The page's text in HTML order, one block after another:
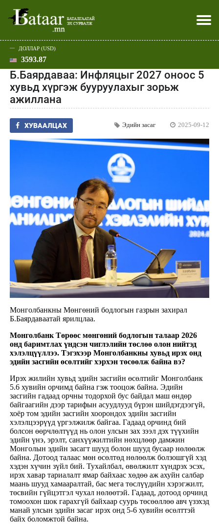
Эхлэл
Улс төр
Нийгэм
Эдийн засаг
Дэлхий
Спорт
Шар
Батаар юу хэлэв
Хэвлэл мэдээллээр
ДОЛЛАР (USD)
3593.87
Б.Баярдаваа: Инфляцыг 2027 оноос 5
хувьд хүргэж бууруулахыг зорьж
ажиллана
ХУВААЛЦАХ Эдийн засаг 2025-09-12
Монголбанкны Мөнгөний бодлогын газрын захирал
Б.Баярдаваатай ярилцлаа.
Монголбанк Төрөөс мөнгөний бодлогын талаар 2026
онд баримтлах үндсэн чиглэлийн төслөө олон нийтэд
хэлэлцүүллээ. Тэгэхээр Монголбанкны хувьд ирэх онд
эдийн засгийн өсөлтийг хэрхэн төсөөлж байна вэ?
Ирэх жилийн хувьд эдийн засгийн өсөлтийг Монголбанк
5.6 хувийн орчимд байна гэж тооцож байна. Эдийн
засгийн гадаад орчны тодорхой бус байдал маш өндөр
байгаагийн дээр тарифын асуудлууд бүрэн шийдэгдээгүй,
хоёр том эдийн засгийн хоорондох эдийн засгийн
хэлэлцээрүүд үргэлжилж байгаа. Гадаад орчинд бий
болсон өөрчлөлтүүд нь олон улсын зах зээл дэх түүхийн
эдийн үнэ, эрэлт, санхүүжилтийн нөхцлөөр дамжин
Монголын эдийн засагт шууд болон шууд бусаар нөлөөлж
байна. Дотоод талаас мөн өсөлтөд нөлөөлж болзошгүй хэд
хэдэн хүчин зүйл бий. Тухайлбал, өвөлжилт хүндрэх эсэх,
ирэх хавар тариалалт ямар байхаас хөдөө аж ахуйн салбар
маань шууд хамааралтай, бас мега төслүүдийн хэрэгжилт,
төсвийн гүйцэтгэл чухал нөлөөтэй. Гадаад, дотоод орчинд
томоохон шок гарахгүй байхаар суурь төсөөллөө авч үзэхэд
манай улсын эдийн засаг ирэх онд 5-6 хувийн өсөлттэй
байх боломжтой байна.